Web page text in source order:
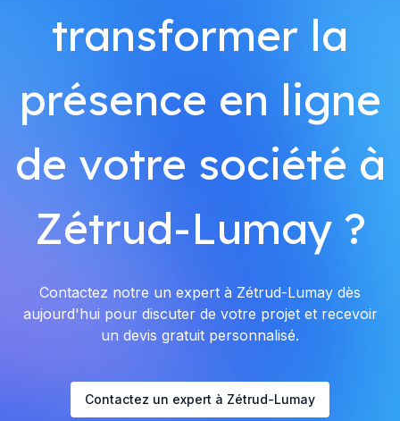
transformer la
présence en ligne
de votre société à
Zétrud-Lumay ?
Contactez notre un expert à Zétrud-Lumay dès
aujourd'hui pour discuter de votre projet et recevoir
un devis gratuit personnalisé.
Contactez un expert à Zétrud-Lumay